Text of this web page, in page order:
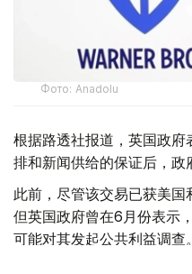
Фото: Аnadolu
根据路透社报道，英国政
排和新闻供给的保证后，政
此前，尽管该交易已获美国
但英国政府曾在6月份表示
可能对其发起公共利益调查。